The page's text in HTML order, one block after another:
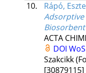
10.
Rápó,
Adsorptive
Biosorbent
ACTA
DOI WoS
Szakcikk
[30879115]